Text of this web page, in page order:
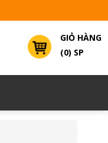
GIỎ HÀNG
(0) SP